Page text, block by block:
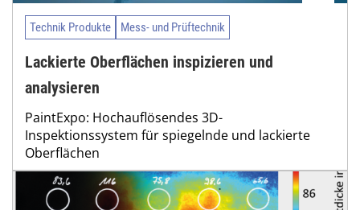
Technik Produkte Mess- und Prüftechnik
Lackierte Oberflächen inspizieren und
analysieren
PaintExpo: Hochauflösendes 3D-
Inspektionssystem für spiegelnde und lackierte
Oberflächen